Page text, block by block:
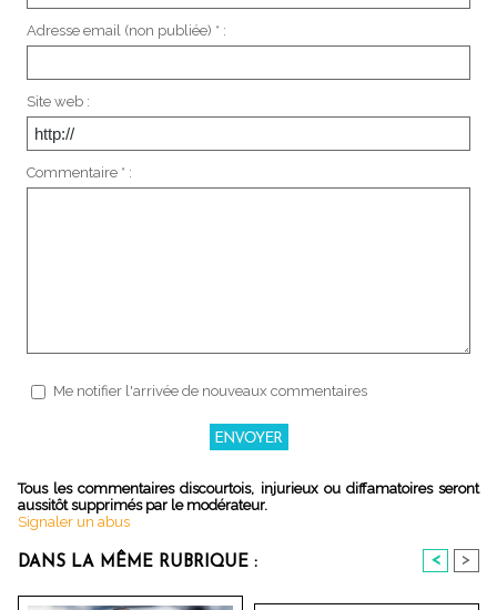
Adresse email (non publiée) * :
Site web :
Commentaire * :
Me notifier l'arrivée de nouveaux commentaires
Tous les commentaires discourtois, injurieux ou diffamatoires seront
aussitôt supprimés par le modérateur.
Signaler un abus
DANS LA MÊME RUBRIQUE : < >